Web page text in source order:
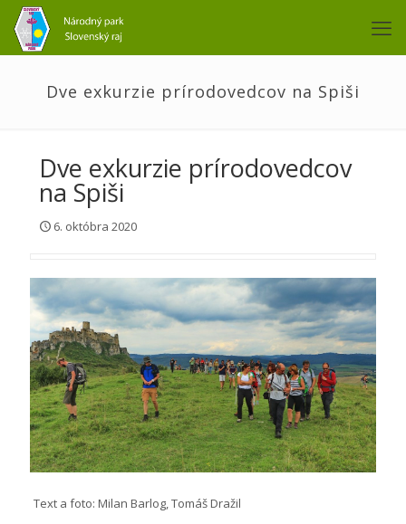
Dve exkurzie prírodovedcov na Spiši
Dve exkurzie prírodovedcov
na Spiši
6. októbra 2020
Text a foto: Milan Barlog, Tomáš Dražil